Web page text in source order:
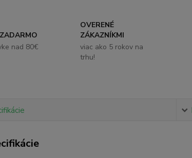
nad 80€
OVERENÉ
ZÁKAZNÍKMI
viac ako 5 rokov na
trhu!